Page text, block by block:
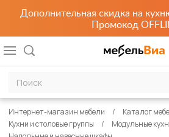
Дополнительная скидка на
Промокод
Интернет-магазин мебели
Каталог
Кухни и столовые группы
Модульные